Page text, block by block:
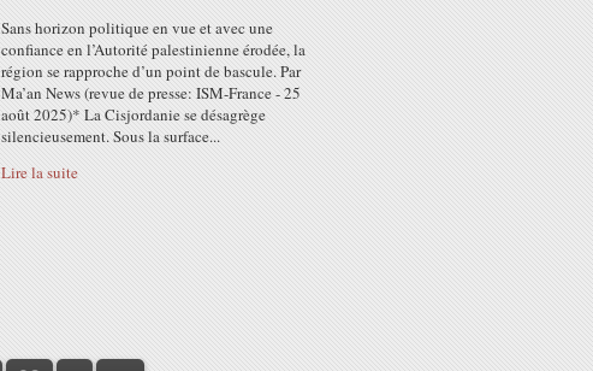
Sans horizon politique en vue et avec une
confiance en l’Autorité palestinienne érodée, la
région se rapproche d’un point de bascule. Par
Ma’an News (revue de presse: ISM-France - 25
août 2025)* La Cisjordanie se désagrège
silencieusement. Sous la surface...
Lire la suite